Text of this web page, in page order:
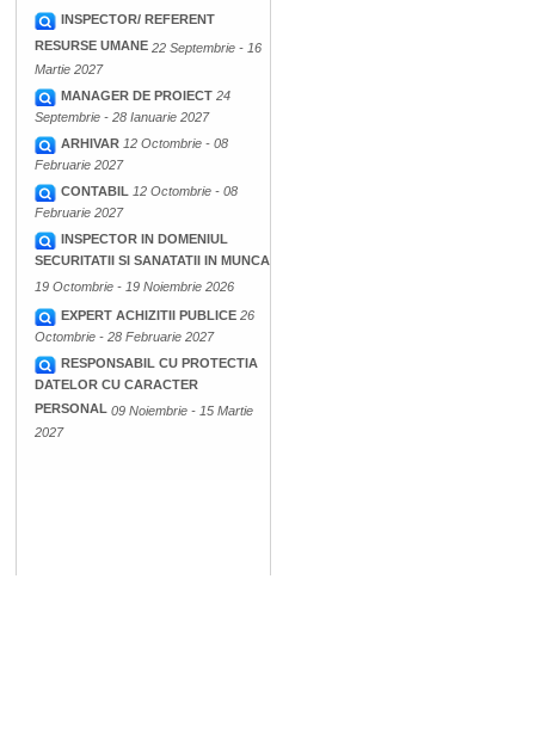
INSPECTOR/ REFERENT
RESURSE UMANE 22 Septembrie - 16
Martie 2027
MANAGER DE PROIECT 24
Septembrie - 28 Ianuarie 2027
ARHIVAR 12 Octombrie - 08
Februarie 2027
CONTABIL 12 Octombrie - 08
Februarie 2027
INSPECTOR IN DOMENIUL
SECURITATII SI SANATATII IN MUNCA
19 Octombrie - 19 Noiembrie 2026
EXPERT ACHIZITII PUBLICE 26
Octombrie - 28 Februarie 2027
RESPONSABIL CU PROTECTIA
DATELOR CU CARACTER
PERSONAL 09 Noiembrie - 15 Martie
2027